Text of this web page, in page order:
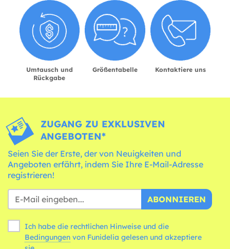
Umtausch und
Rückgabe
Größentabelle Kontaktiere uns
ZUGANG ZU EXKLUSIVEN
ANGEBOTEN*
Seien Sie der Erste, der von Neuigkeiten und
Angeboten erfährt, indem Sie Ihre E-Mail-Adresse
registrieren!
ABONNIEREN
Ich habe die rechtlichen Hinweise und die
Bedingungen